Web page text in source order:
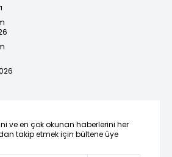
ve en çok okunan haberlerini her
takip etmek için bültene üye